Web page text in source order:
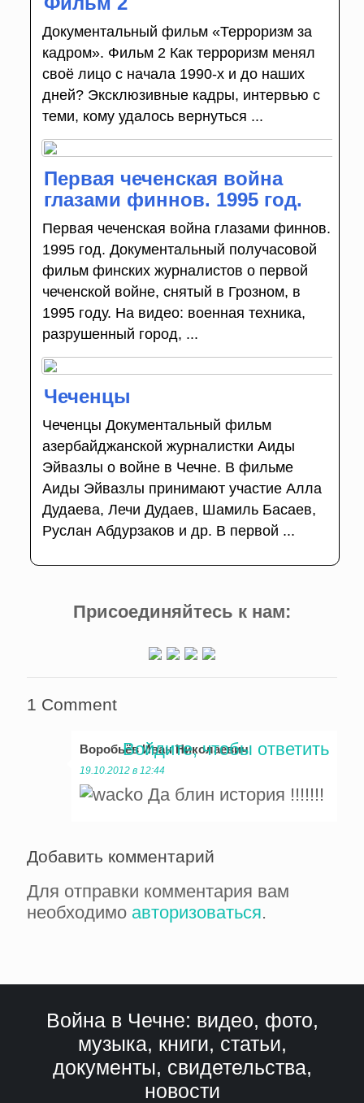
Документальный фильм «Терроризм за
кадром». Фильм 2 Как терроризм менял
своё лицо с начала 1990-х и до наших
дней? Эксклюзивные кадры, интервью с
теми, кому удалось вернуться ...
Первая чеченская война
глазами финнов. 1995 год.
Первая чеченская война глазами финнов.
1995 год. Документальный получасовой
фильм финских журналистов о первой
чеченской войне, снятый в Грозном, в
1995 году. На видео: военная техника,
разрушенный город, ...
Чеченцы
Чеченцы Документальный фильм
азербайджанской журналистки Аиды
Эйвазлы о войне в Чечне. В фильме
Аиды Эйвазлы принимают участие Алла
Дудаева, Лечи Дудаев, Шамиль Басаев,
Руслан Абдурзаков и др. В первой ...
Присоединяйтесь к нам:
1 Comment
Воробьёв Иван Николаевич:
19.10.2012 в 12:44
Да блин история !!!!!!!
Войдите, чтобы ответить
Добавить комментарий
Для отправки комментария вам
необходимо авторизоваться.
Война в Чечне: видео, фото,
музыка, книги, статьи,
документы, свидетельства,
новости